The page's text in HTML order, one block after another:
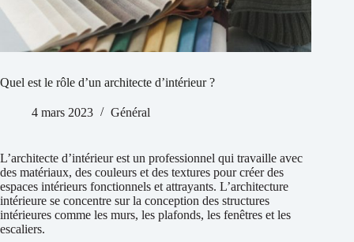
Quel est le rôle d’un architecte d’intérieur ?
4 mars 2023 Général
L’architecte d’intérieur est un professionnel qui travaille avec
des matériaux, des couleurs et des textures pour créer des
espaces intérieurs fonctionnels et attrayants. L’architecture
intérieure se concentre sur la conception des structures
intérieures comme les murs, les plafonds, les fenêtres et les
escaliers.